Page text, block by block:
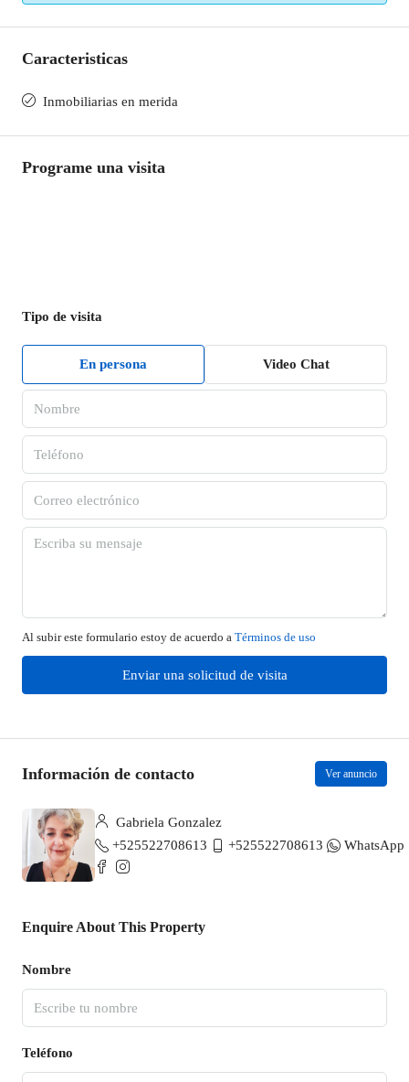
Caracteristicas
Inmobiliarias en merida
Programe una visita
Tipo de visita
En persona Video Chat
Al subir este formulario estoy de acuerdo a Términos de uso
Enviar una solicitud de visita
Información de contacto Ver anuncio
Gabriela Gonzalez
+525522708613
+525522708613 WhatsApp
Enquire About This Property
Nombre
Teléfono